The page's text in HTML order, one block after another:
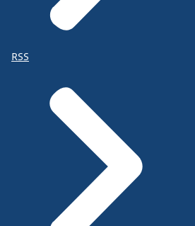
RSS